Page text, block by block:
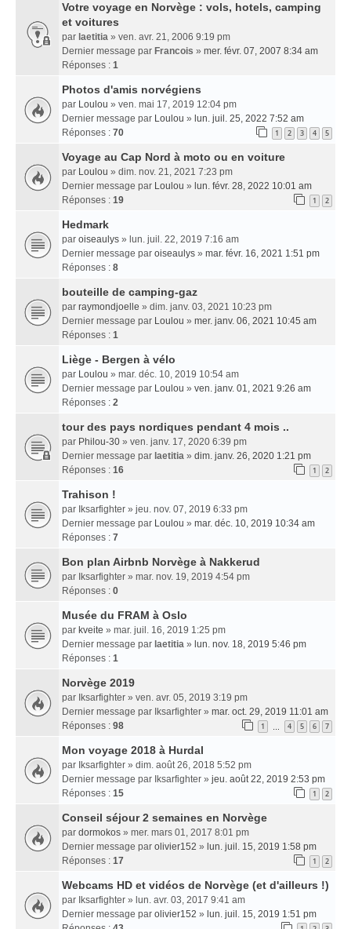
Votre voyage en Norvège : vols, hotels, camping
et voitures
par laetitia » ven. avr. 21, 2006 9:19 pm
Dernier message par Francois » mer. févr. 07, 2007 8:34 am
Réponses : 1
Photos d'amis norvégiens
par Loulou » ven. mai 17, 2019 12:04 pm
Dernier message par Loulou » lun. juil. 25, 2022 7:52 am
Réponses : 70 1 2 3 4 5
Voyage au Cap Nord à moto ou en voiture
par Loulou » dim. nov. 21, 2021 7:23 pm
Dernier message par Loulou » lun. févr. 28, 2022 10:01 am
Réponses : 19 1 2
Hedmark
par oiseaulys » lun. juil. 22, 2019 7:16 am
Dernier message par oiseaulys » mar. févr. 16, 2021 1:51 pm
Réponses : 8
bouteille de camping-gaz
par raymondjoelle » dim. janv. 03, 2021 10:23 pm
Dernier message par Loulou » mer. janv. 06, 2021 10:45 am
Réponses : 1
Liège - Bergen à vélo
par Loulou » mar. déc. 10, 2019 10:54 am
Dernier message par Loulou » ven. janv. 01, 2021 9:26 am
Réponses : 2
tour des pays nordiques pendant 4 mois ..
par Philou-30 » ven. janv. 17, 2020 6:39 pm
Dernier message par laetitia » dim. janv. 26, 2020 1:21 pm
Réponses : 16 1 2
Trahison !
par Iksarfighter » jeu. nov. 07, 2019 6:33 pm
Dernier message par Loulou » mar. déc. 10, 2019 10:34 am
Réponses : 7
Bon plan Airbnb Norvège à Nakkerud
par Iksarfighter » mar. nov. 19, 2019 4:54 pm
Réponses : 0
Musée du FRAM à Oslo
par kveite » mar. juil. 16, 2019 1:25 pm
Dernier message par laetitia » lun. nov. 18, 2019 5:46 pm
Réponses : 1
Norvège 2019
par Iksarfighter » ven. avr. 05, 2019 3:19 pm
Dernier message par Iksarfighter » mar. oct. 29, 2019 11:01 am
Réponses : 98 1 … 4 5 6 7
Mon voyage 2018 à Hurdal
par Iksarfighter » dim. août 26, 2018 5:52 pm
Dernier message par Iksarfighter » jeu. août 22, 2019 2:53 pm
Réponses : 15 1 2
Conseil séjour 2 semaines en Norvège
par dormokos » mer. mars 01, 2017 8:01 pm
Dernier message par olivier152 » lun. juil. 15, 2019 1:58 pm
Réponses : 17 1 2
Webcams HD et vidéos de Norvège (et d'ailleurs !)
par Iksarfighter » lun. avr. 03, 2017 9:41 am
Dernier message par olivier152 » lun. juil. 15, 2019 1:51 pm